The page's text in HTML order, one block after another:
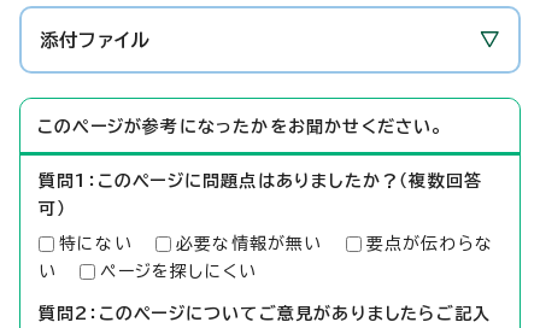
添付ファイル
このページが参考になったかをお聞かせください。
質問1：このページに問題点はありましたか？（複数回答
可）
特にない 必要な情報が無い
要点が伝わらな
い
ページを探しにくい
質問2：このページについてご意見がありましたらご記入